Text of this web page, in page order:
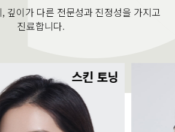
깊이가 다른 전문성과 진정성을 가지고
진료합니다.
스킨 토닝